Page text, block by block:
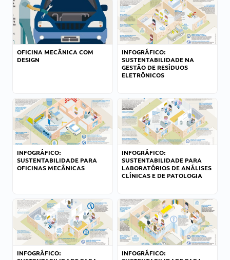
OFICINA MECÂNICA COM
DESIGN
INFOGRÁFICO:
SUSTENTABILIDADE NA
GESTÃO DE RESÍDUOS
ELETRÔNICOS
INFOGRÁFICO:
SUSTENTABILIDADE PARA
OFICINAS MECÂNICAS
INFOGRÁFICO:
SUSTENTABILIDADE PARA
LABORATÓRIOS DE ANÁLISES
CLÍNICAS E DE PATOLOGIA
INFOGRÁFICO:
INFOGRÁFICO: